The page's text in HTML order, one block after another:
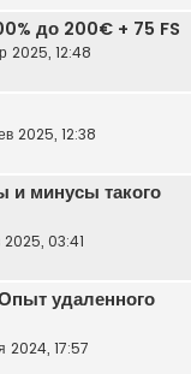
до 200€ + 75 FS
2025, 12:48
2025, 12:38
и минусы такого
03:41
удаленного
2024, 17:57